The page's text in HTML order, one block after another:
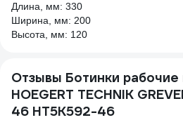
Длина, мм: 330
Ширина, мм: 200
Высота, мм: 120
Отзывы Ботинки рабочие
HOEGERT TECHNIK
46 HT5K592-46